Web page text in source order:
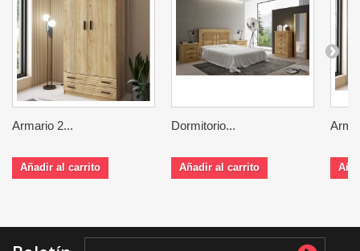
Armario 2...
Añadir al carrito
Dormitorio...
Añadir al carrito